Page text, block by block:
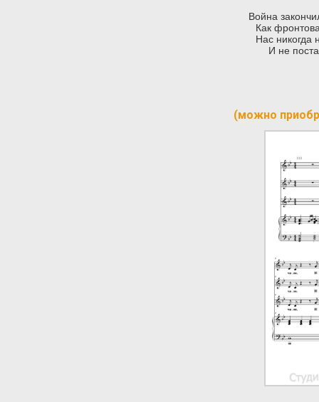
Война
Как
Нас никогда
И не
(можно